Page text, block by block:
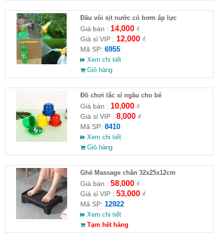
Đầu vòi xịt nước có bơm áp lực
Giá bán : 14,000₫
Giá sỉ VIP : 12,000₫
Mã SP: 6955
Xem chi tiết
Giỏ hàng
Đồ chơi lắc xí ngầu cho bé
Giá bán : 10,000₫
Giá sỉ VIP : 8,000₫
Mã SP: 8410
Xem chi tiết
Giỏ hàng
Ghế Massage chân 32x25x12cm
Giá bán : 58,000₫
Giá sỉ VIP : 53,000₫
Mã SP: 12922
Xem chi tiết
Tạm hết hàng